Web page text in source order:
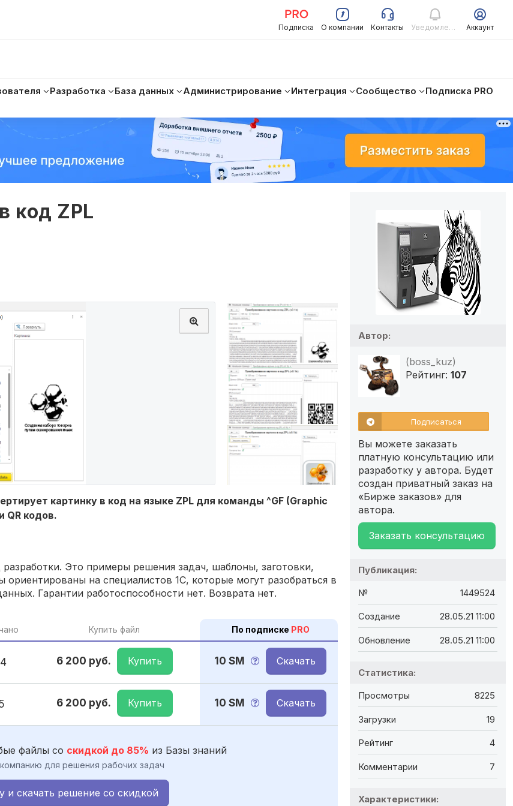
Подписка О компании Контакты Уведомления Аккаунт
Разработка База данных Администрирование Интеграция Сообщество
Подписка PRO
код ZPL
картинку в код на языке ZPL для команды ^GF (Graphic
QR кодов.
Это примеры решения задач, шаблоны, заготовки,
на специалистов 1С, которые могут разобраться в
Гарантии работоспособности нет. Возврата нет.
Купить файл По подписке PRO
6 200 руб. Купить 10 SM Скачать
6 200 руб. Купить 10 SM Скачать
файлы со скидкой до 85% из Базы знаний
для решения рабочих задач
и скачать решение со скидкой
Автор:
(boss_kuz)
Рейтинг: 107
Подписаться
Вы можете заказать
платную консультацию или
разработку у автора. Будет
создан приватный заказ на
«Бирже заказов» для
автора.
Заказать консультацию
Публикация:
№ 1449524
Создание 28.05.21 11:00
Обновление 28.05.21 11:00
Статистика:
Просмотры 8225
Загрузки 19
Рейтинг 4
Комментарии 7
Характеристики: